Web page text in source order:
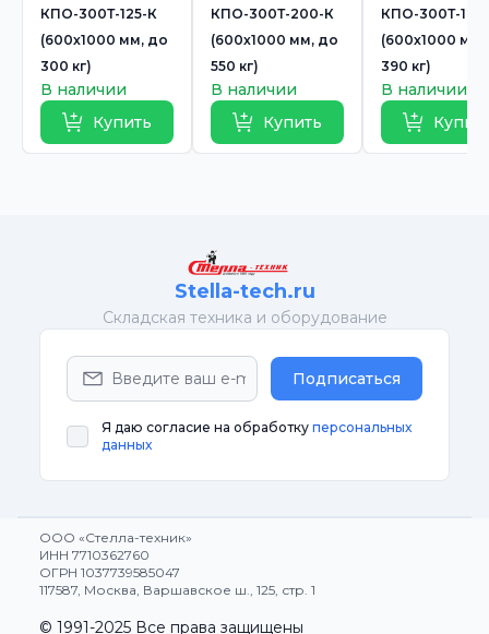
КПО-300Т-125-К
(600х1000 мм, до
300 кг)
В наличии
Купить
КПО-300Т-200-К
(600х1000 мм, до
550 кг)
В наличии
Купить
КПО-300Т-
(600х1000 мм,
390 кг)
В наличии
Stella-tech.ru
Cкладская техника и оборудование
Подписаться
Я даю согласие на обработку персональных
данных
ООО «Стелла-техник»
ИНН 7710362760
ОГРН 1037739585047
117587, Москва, Варшавское ш., 125, стр. 1
© 1991-2025 Все права защищены